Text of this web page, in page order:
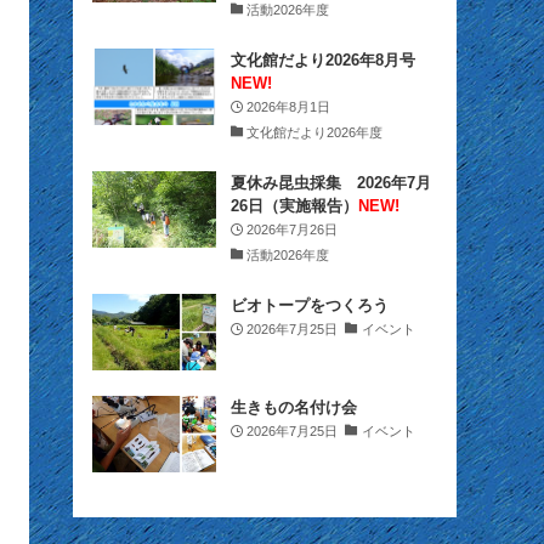
(27)
(20)
(29)
(34)
(26)
(22)
(2)
(12)
(9)
(9)
(11)
(12)
(13)
(13)
(10)
(2)
(15)
(21)
(22)
(32)
(39)
(24)
(153)
(36)
(6)
活動2026年度
文化館だより2026年8月号
NEW!
2026年8月1日
文化館だより2026年度
夏休み昆虫採集 2026年7月
26日（実施報告）
NEW!
2026年7月26日
活動2026年度
ビオトープをつくろう
2026年7月25日 イベント
生きもの名付け会
2026年7月25日 イベント